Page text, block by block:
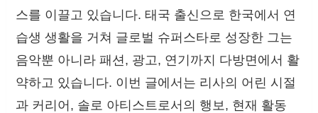
스를 이끌고 있습니다. 태국 출신으로 한국에서 연
습생 생활을 거쳐 글로벌 슈퍼스타로 성장한 그는
음악뿐 아니라 패션, 광고, 연기까지 다방면에서 활
약하고 있습니다. 이번 글에서는 리사의 어린 시절
과 커리어, 솔로 아티스트로서의 행보, 현재 활동